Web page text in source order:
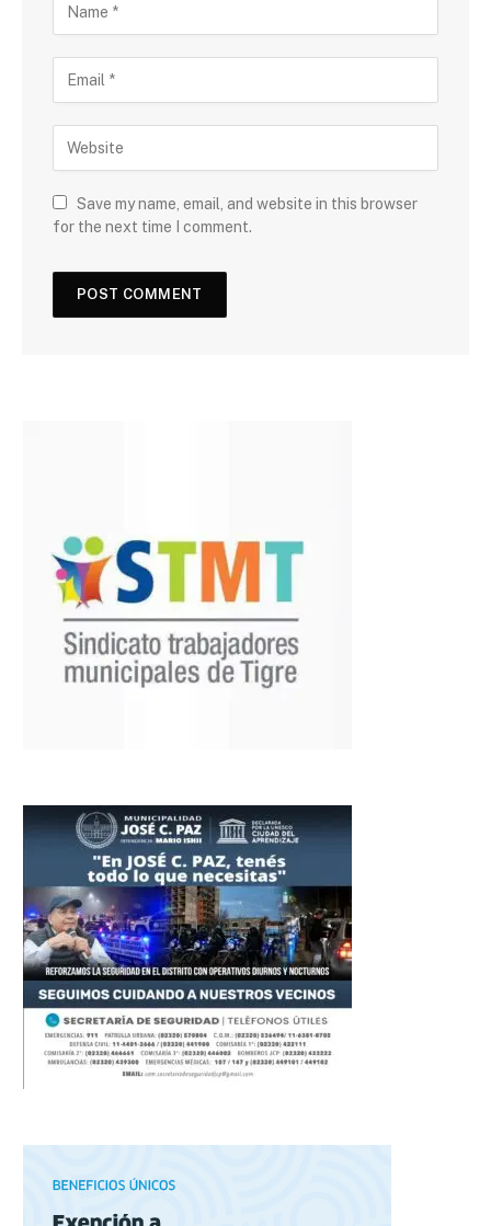
Save my name, email, and website in this browser
for the next time I comment.